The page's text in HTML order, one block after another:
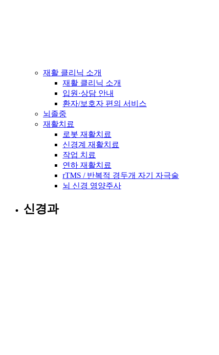
재활 클리닉 소개
재활 클리닉 소개
입원·상담 안내
환자/보호자 편의 서비스
뇌졸중
재활치료
로봇 재활치료
신경계 재활치료
작업 치료
연하 재활치료
rTMS / 반복적 경두개 자기 자극술
뇌 신경 영양주사
신경과